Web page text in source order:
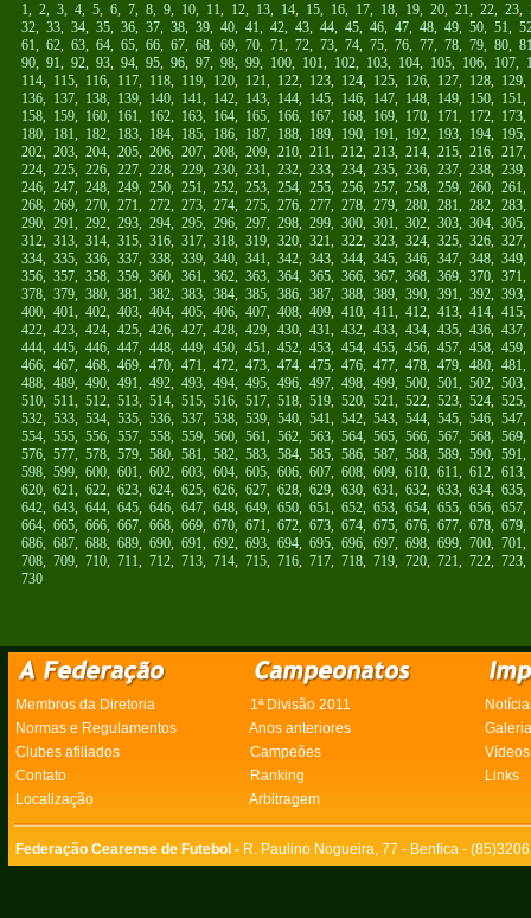
1, 2, 3, 4, 5, 6, 7, 8, 9, 10, 11, 12, 13, 14, 15, 16, 17, 18, 19, 20, 21, 22, 23,
32, 33, 34, 35, 36, 37, 38, 39, 40, 41, 42, 43, 44, 45, 46, 47, 48, 49, 50, 51,
61, 62, 63, 64, 65, 66, 67, 68, 69, 70, 71, 72, 73, 74, 75, 76, 77, 78, 79, 80,
90, 91, 92, 93, 94, 95, 96, 97, 98, 99, 100, 101, 102, 103, 104, 105, 106, 107,
114, 115, 116, 117, 118, 119, 120, 121, 122, 123, 124, 125, 126, 127, 128, 129
136, 137, 138, 139, 140, 141, 142, 143, 144, 145, 146, 147, 148, 149, 150, 151
158, 159, 160, 161, 162, 163, 164, 165, 166, 167, 168, 169, 170, 171, 172, 173
180, 181, 182, 183, 184, 185, 186, 187, 188, 189, 190, 191, 192, 193, 194, 195
202, 203, 204, 205, 206, 207, 208, 209, 210, 211, 212, 213, 214, 215, 216, 217
224, 225, 226, 227, 228, 229, 230, 231, 232, 233, 234, 235, 236, 237, 238, 239
246, 247, 248, 249, 250, 251, 252, 253, 254, 255, 256, 257, 258, 259, 260, 261
268, 269, 270, 271, 272, 273, 274, 275, 276, 277, 278, 279, 280, 281, 282, 283
290, 291, 292, 293, 294, 295, 296, 297, 298, 299, 300, 301, 302, 303, 304, 305
312, 313, 314, 315, 316, 317, 318, 319, 320, 321, 322, 323, 324, 325, 326, 327
334, 335, 336, 337, 338, 339, 340, 341, 342, 343, 344, 345, 346, 347, 348, 349
356, 357, 358, 359, 360, 361, 362, 363, 364, 365, 366, 367, 368, 369, 370, 371
378, 379, 380, 381, 382, 383, 384, 385, 386, 387, 388, 389, 390, 391, 392, 393
400, 401, 402, 403, 404, 405, 406, 407, 408, 409, 410, 411, 412, 413, 414, 415
422, 423, 424, 425, 426, 427, 428, 429, 430, 431, 432, 433, 434, 435, 436, 437
444, 445, 446, 447, 448, 449, 450, 451, 452, 453, 454, 455, 456, 457, 458, 459
466, 467, 468, 469, 470, 471, 472, 473, 474, 475, 476, 477, 478, 479, 480, 481
488, 489, 490, 491, 492, 493, 494, 495, 496, 497, 498, 499, 500, 501, 502, 503
510, 511, 512, 513, 514, 515, 516, 517, 518, 519, 520, 521, 522, 523, 524, 525
532, 533, 534, 535, 536, 537, 538, 539, 540, 541, 542, 543, 544, 545, 546, 547
554, 555, 556, 557, 558, 559, 560, 561, 562, 563, 564, 565, 566, 567, 568, 569
576, 577, 578, 579, 580, 581, 582, 583, 584, 585, 586, 587, 588, 589, 590, 591
598, 599, 600, 601, 602, 603, 604, 605, 606, 607, 608, 609, 610, 611, 612, 613
620, 621, 622, 623, 624, 625, 626, 627, 628, 629, 630, 631, 632, 633, 634, 635
642, 643, 644, 645, 646, 647, 648, 649, 650, 651, 652, 653, 654, 655, 656, 657
664, 665, 666, 667, 668, 669, 670, 671, 672, 673, 674, 675, 676, 677, 678, 679
686, 687, 688, 689, 690, 691, 692, 693, 694, 695, 696, 697, 698, 699, 700, 701
708, 709, 710, 711, 712, 713, 714, 715, 716, 717, 718, 719, 720, 721, 722, 723
730
Membros da Diretoria 1ª Divisão 2011
Normas e Regulamentos
Anos anteriores
Clubes afiliados
Campeões
Vídeos
Contato
Ranking
Links
Localização
Arbitragem
Federação Cearense de Futebol - R. Paulino Nogueira, 77 - Benfica -